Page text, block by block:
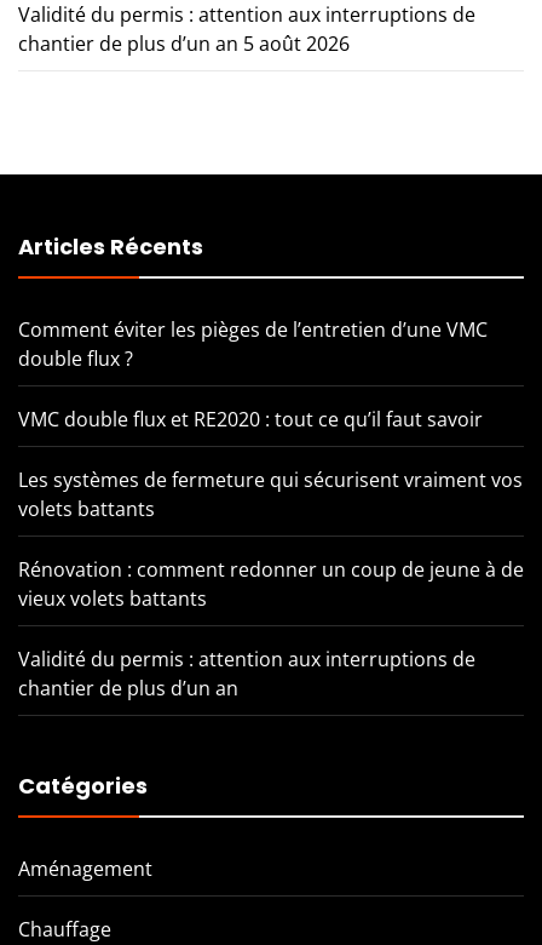
Validité du permis : attention aux interruptions de
chantier de plus d’un an 5 août 2026
Articles Récents
Comment éviter les pièges de l’entretien d’une VMC
double flux ?
VMC double flux et RE2020 : tout ce qu’il faut savoir
Les systèmes de fermeture qui sécurisent vraiment vos
volets battants
Rénovation : comment redonner un coup de jeune à de
vieux volets battants
Validité du permis : attention aux interruptions de
chantier de plus d’un an
Catégories
Aménagement
Chauffage